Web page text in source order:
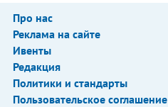
Про нас
Реклама на сайте
Ивенты
Редакция
Политики и стандарты
Пользовательское соглашение